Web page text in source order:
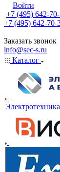
Войти
+7 (495) 642-
+7 (495) 642-70-
Заказать звонок
info@sec-s.ru
Каталог